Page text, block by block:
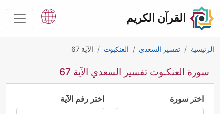
القرآن الكريم
الرئيسية تفسير السعدي العنكبوت الآية 67
سورة العنكبوت تفسير السعدي الآية 67
اختر سورة اختر رقم الآية